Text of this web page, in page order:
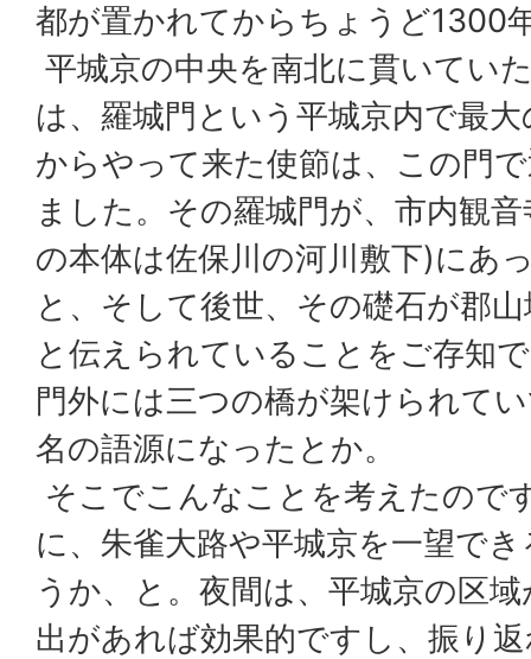
都が置かれてからちょうど1300
平城京の中央を南北に貫いてい
は、羅城門という平城京内で最
からやって来た使節は、この門
ました。その羅城門が、市内観
の本体は佐保川の河川敷下)にあ
と、そして後世、その礎石が郡
と伝えられていることをご存知
門外には三つの橋が架けられて
名の語源になったとか。
そこでこんなことを考えたので
に、朱雀大路や平城京を一望で
うか、と。夜間は、平城京の区
出があれば効果的ですし、振り